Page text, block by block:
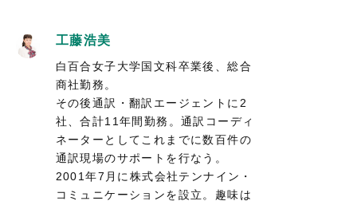
工藤浩美
白百合女子大学国文科卒業後、総合
商社勤務。
その後通訳・翻訳エージェントに2
社、合計11年間勤務。通訳コーディ
ネーターとしてこれまでに数百件の
通訳現場のサポートを行なう。
2001年7月に株式会社テンナイン・
コミュニケーションを設立。趣味は